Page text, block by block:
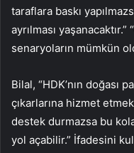
taraflara baskı
ayrılması
senaryoların mümkün
Bilal, “HDK’nın doğası
çıkarlarına hizmet
destek durmazsa bu
yol açabilir.” İfadesini